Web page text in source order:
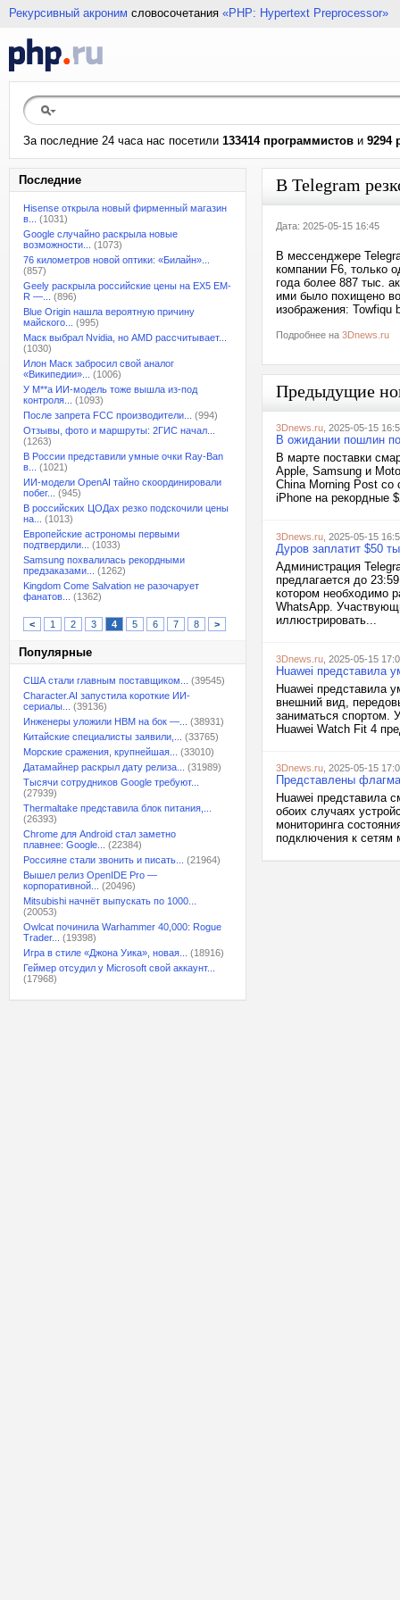
Рекурсивный акроним словосочетания «PHP: Hypertext Preprocessor»
За последние 24 часа нас посетили 133414 программистов и 9294
Последние
Hisense открыла новый фирменный магазин
в...
(1031)
Google случайно раскрыла новые
возможности...
(1073)
76 километров новой оптики: «Билайн»...
(857)
Geely раскрыла российские цены на EX5 EM-
R —...
(896)
Blue Origin нашла вероятную причину
майского...
(995)
Маск выбрал Nvidia, но AMD рассчитывает...
(1030)
Илон Маск забросил свой аналог
«Википедии»...
(1006)
У M**a ИИ-модель тоже вышла из-под
контроля...
(1093)
После запрета FCC производители...
(994)
Отзывы, фото и маршруты: 2ГИС начал...
(1263)
В России представили умные очки Ray-Ban
в...
(1021)
ИИ-модели OpenAI тайно скоординировали
побег...
(945)
В российских ЦОДах резко подскочили цены
на...
(1013)
Европейские астрономы первыми
подтвердили...
(1033)
Samsung похвалилась рекордными
предзаказами...
(1262)
Kingdom Come Salvation не разочарует
фанатов...
(1362)
< 1 2 3 4 5 6 7 8 >
Популярные
США стали главным поставщиком...
(39545)
Character.AI запустила короткие ИИ-
сериалы...
(39136)
Инженеры уложили HBM на бок —...
(38931)
Китайские специалисты заявили,...
(33765)
Морские сражения, крупнейшая...
(33010)
Датамайнер раскрыл дату релиза...
(31989)
Тысячи сотрудников Google требуют...
(27939)
Thermaltake представила блок питания,...
(26393)
Chrome для Android стал заметно
плавнее: Google...
(22384)
Россияне стали звонить и писать...
(21964)
Вышел релиз OpenIDE Pro —
корпоративной...
(20496)
Mitsubishi начнёт выпускать по 1000...
(20053)
Owlcat починила Warhammer 40,000: Rogue
Trader...
(19398)
Игра в стиле «Джона Уика», новая...
(18916)
Геймер отсудил у Microsoft свой аккаунт...
(17968)
В Telegram
Дата: 2025-05-15 16:45
В мессенджере
компании F6, только
года более 887 тыс.
ими было похищено
изображения: Towfiqu
Подробнее на 3Dnews.ru
Предыдущие
3Dnews.ru , 2025-05-15
В ожидании пошлин
В марте поставки
Apple, Samsung и
China Morning Post
iPhone на рекордные
3Dnews.ru , 2025-05-15
Дуров заплатит $50
Администрация
предлагается до
котором необходимо
WhatsApp.
иллюстрировать...
3Dnews.ru , 2025-05-15
Huawei представила
Huawei представила
внешний вид,
заниматься спортом.
Huawei Watch Fit 4
3Dnews.ru , 2025-05-15
Представлены
Huawei представила
обоих случаях
мониторинга
подключения к сетям